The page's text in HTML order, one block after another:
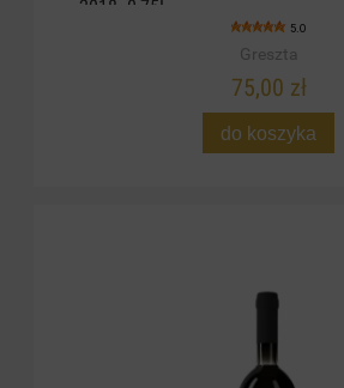
2018. 0,75L
5.0
Greszta
75,00 zł
do koszyka